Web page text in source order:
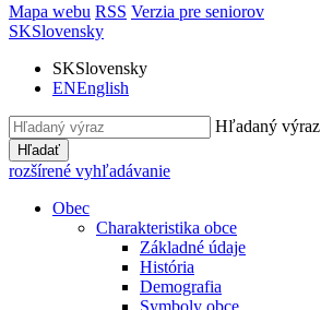
Mapa webu RSS Verzia pre seniorov
SKSlovensky
SKSlovensky
ENEnglish
Hľadaný výraz
Hľadať
rozšírené vyhľadávanie
Obec
Charakteristika obce
Základné údaje
História
Demografia
Symboly obce